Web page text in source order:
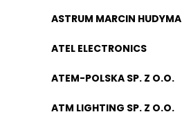
ASTRUM MARCIN HUDYMA
ATEL ELECTRONICS
ATEM-POLSKA SP. Z O.O.
ATM LIGHTING SP. Z O.O.